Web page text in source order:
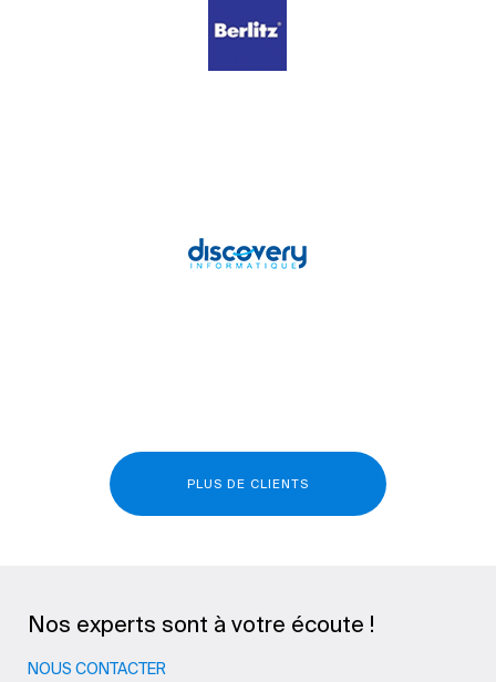
PLUS DE CLIENTS
Nos experts sont à votre écoute !
NOUS CONTACTER